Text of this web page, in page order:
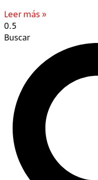
Leer más »
Buscar